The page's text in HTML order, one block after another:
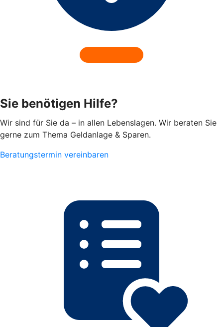
Sie benötigen Hilfe?
Wir sind für Sie da – in allen Lebenslagen. Wir beraten Sie
gerne zum Thema Geldanlage & Sparen.
Beratungstermin vereinbaren